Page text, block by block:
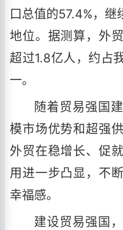
口总值的57.4%，继
地位。据测算，外
超过1.8亿人，约占
一。
随着贸易强国
模市场优势和超强
外贸在稳增长、促
用进一步凸显，不
幸福感。
建设贸易强国